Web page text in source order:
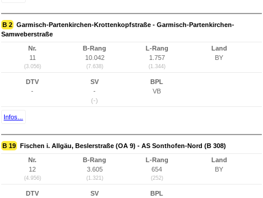
B 2 Garmisch-Partenkirchen-Krottenkopfstraße - Garmisch-Partenkirchen-
Samweberstraße
Nr.
11
(3.056)
B-Rang
10.042
(7.638)
L-Rang
1.757
(1.344)
Land
BY
DTV
-
SV
-
(-)
BPL
VB
Infos...
B 19 Fischen i. Allgäu, Beslerstraße (OA 9) - AS Sonthofen-Nord (B 308)
Nr.
12
(4.956)
B-Rang
3.605
(1.321)
L-Rang
654
(252)
Land
BY
DTV
SV
BPL